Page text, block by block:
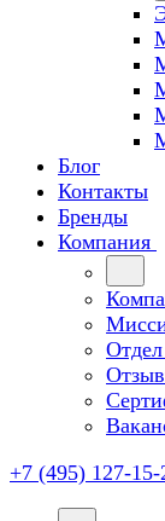
Блог
Контакты
Бренды
Компания
+7 (495) 127-15-